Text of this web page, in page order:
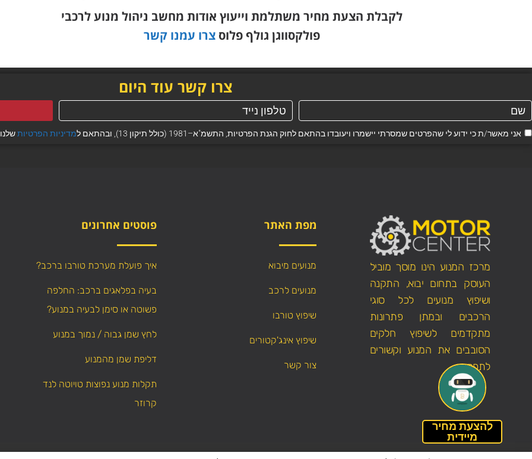
לקבלת הצעת מחיר משתלמת וייעוץ אודות מחשב ניהול מנוע לרכבי
פולקסווגן גולף פלוס צרו עמנו קשר
צרו קשר עוד היום
אני מאשר/ת כי ידוע לי שהפרטים שמסרתי יישמרו ויעובדו בהתאם לחוק הגנת הפרטיות, התשמ"א–1981 (כולל תיקון 13), ובהתאם ל מדיניות הפרטיות
מרכז המנוע הינו מוסך מוביל
העוסק בתחום יבוא, התקנה
ושיפוץ מנועים לכל סוגי
הרכבים ובמתן פתרונות
מתקדמים לשיפוץ חלקים
הסובבים את המנוע וקשורים
לתפקודו.
מפת האתר
מנועים מיבוא
מנועים לרכב
שיפוץ טורבו
שיפוץ אינג'קטורים
צור קשר
פוסטים אחרונים
איך פועלת מערכת טורבו ברכב?
בעיה בפלאגים ברכב: החלפה
פשוטה או סימן לבעיה במנוע?
לחץ שמן גבוה / נמוך במנוע
דליפת שמן מהמנוע
תקלות מנוע נפוצות טויוטה לנד
קרוזר
להצעת מחיר
מיידית